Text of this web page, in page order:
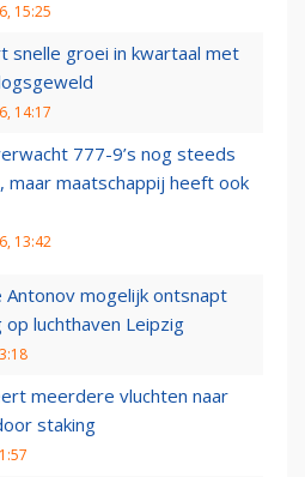
15:25
snelle groei in kwartaal met
14:17
777-9’s nog steeds
maar maatschappij heeft ook
13:42
Antonov mogelijk ontsnapt
op luchthaven Leipzig
meerdere vluchten naar
staking